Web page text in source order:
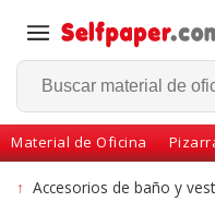
Material de Oficina
Volver
↑ Accesorios de baño y